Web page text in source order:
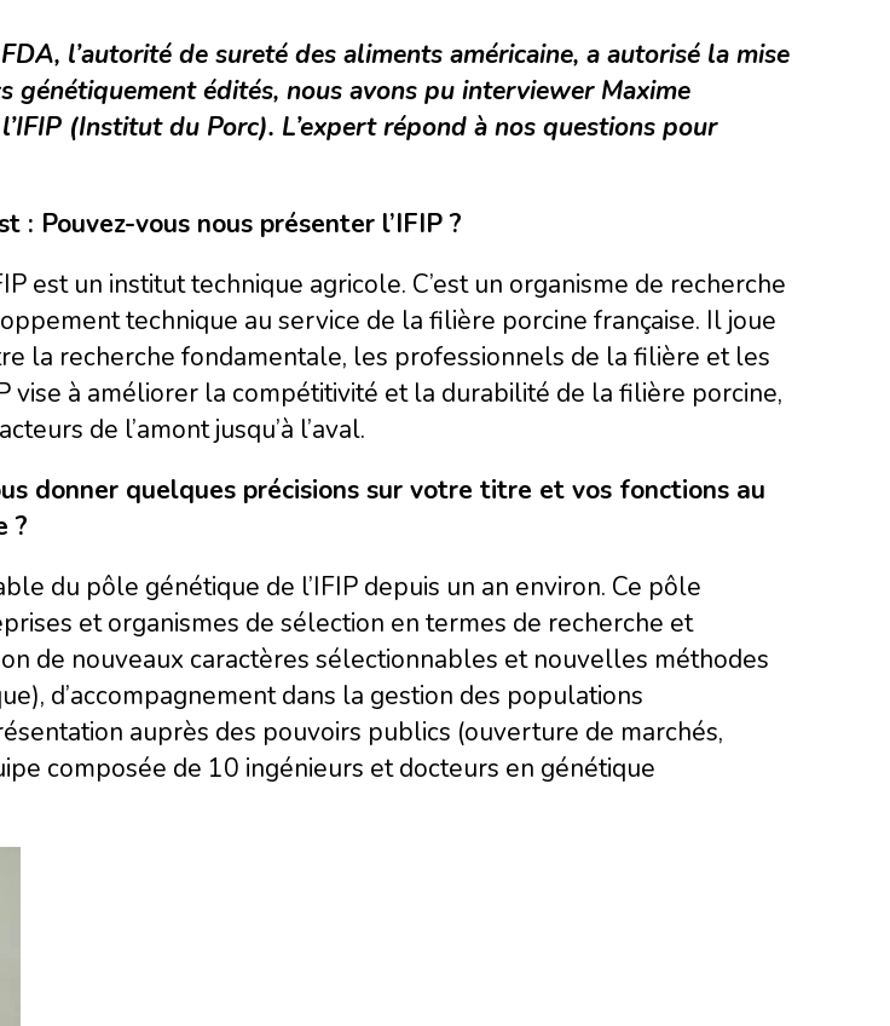
l’autorité de sureté des aliments américaine, a autorisé la mise
génétiquement édités, nous avons pu interviewer Maxime
(Institut du Porc). L’expert répond à nos questions pour
: Pouvez-vous nous présenter l’IFIP ?
est un institut technique agricole. C’est un organisme de recherche
technique au service de la filière porcine française. Il joue
la recherche fondamentale, les professionnels de la filière et les
vise à améliorer la compétitivité et la durabilité de la filière porcine,
de l’amont jusqu’à l’aval.
donner quelques précisions sur votre titre et vos fonctions au
?
du pôle génétique de l’IFIP depuis un an environ. Ce pôle
et organismes de sélection en termes de recherche et
de nouveaux caractères sélectionnables et nouvelles méthodes
d’accompagnement dans la gestion des populations
auprès des pouvoirs publics (ouverture de marchés,
composée de 10 ingénieurs et docteurs en génétique